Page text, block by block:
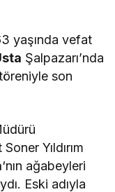
yaşında vefat
Şalpazarı’nda
son
Yıldırım
‘nın ağabeyleri
Eski adıyla